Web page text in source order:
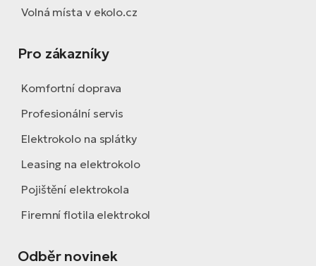
Volná místa v ekolo.cz
Pro zákazníky
Komfortní doprava
Profesionální servis
Elektrokolo na splátky
Leasing na elektrokolo
Pojištění elektrokola
Firemní flotila elektrokol
Odběr novinek